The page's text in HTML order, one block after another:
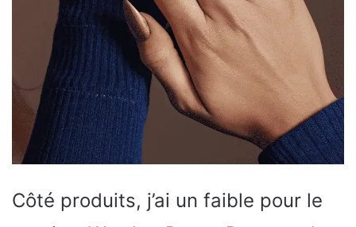
Côté produits, j’ai un faible pour le